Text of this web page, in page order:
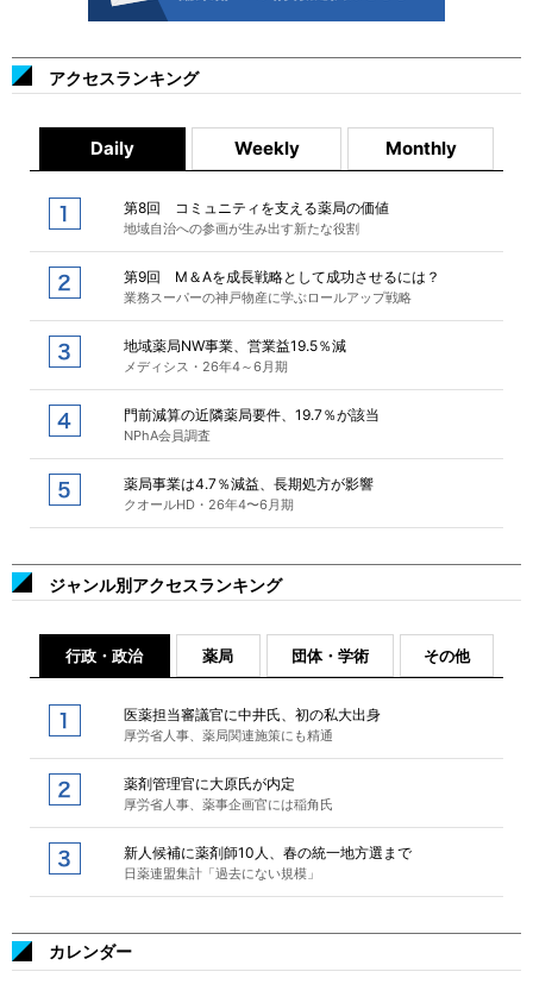
アクセスランキング
Daily Weekly Monthly
第8回 コミュニティを支える薬局の価値
地域自治への参画が生み出す新たな役割
第9回 M＆Aを成長戦略として成功させるには？
業務スーパーの神戸物産に学ぶロールアップ戦略
地域薬局NW事業、営業益19.5％減
メディシス・26年4～6月期
門前減算の近隣薬局要件、19.7％が該当
NPhA会員調査
薬局事業は4.7％減益、長期処方が影響
クオールHD・26年4〜6月期
ジャンル別アクセスランキング
行政・政治 薬局 団体・学術 その他
医薬担当審議官に中井氏、初の私大出身
厚労省人事、薬局関連施策にも精通
薬剤管理官に大原氏が内定
厚労省人事、薬事企画官には稲角氏
新人候補に薬剤師10人、春の統一地方選まで
日薬連盟集計「過去にない規模」
カレンダー